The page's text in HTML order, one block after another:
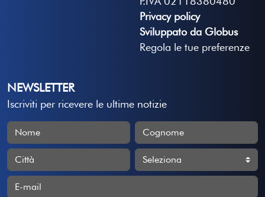
Privacy policy
Sviluppato da Globus
Regola le tue preferenze
NEWSLETTER
Iscriviti per ricevere le ultime notizie